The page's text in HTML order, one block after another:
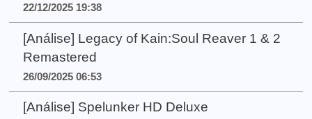
22/12/2025 19:38
[Análise] Legacy of Kain:Soul Reaver 1 & 2
Remastered
26/09/2025 06:53
[Análise] Spelunker HD Deluxe